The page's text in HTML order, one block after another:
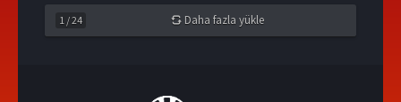
1 /24 Daha fazla yükle